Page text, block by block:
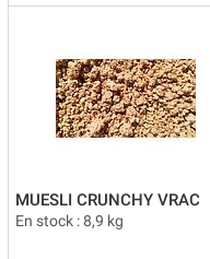
MUESLI CRUNCHY VRAC
En stock : 8,9 kg